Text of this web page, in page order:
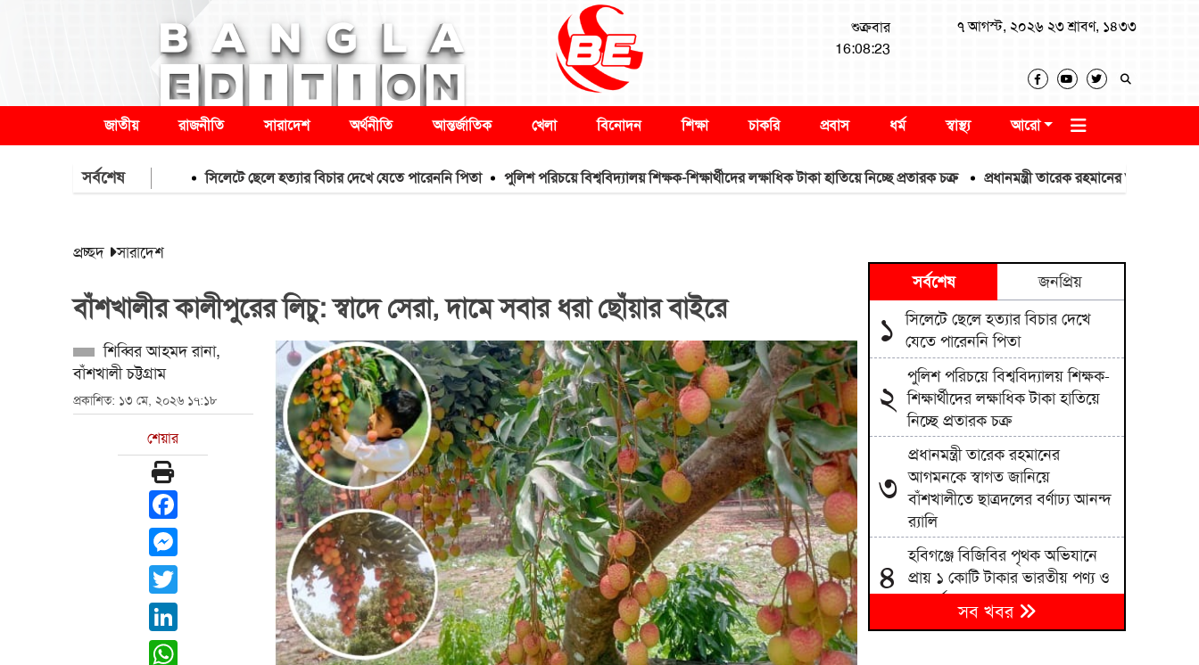
শুক্রবার
16:08:24
৭ আগস্ট, ২০২৬ ২৩ শ্রাবণ, ১৪৩৩
জাতীয় রাজনীতি সারাদেশ অর্থনীতি আন্তর্জাতিক খেলা বিনোদন শিক্ষা চাকরি প্রবাস ধর্ম স্বাস্থ্য আরো
সর্বশেষ সিলেটে ছেলে হত্যার বিচার দেখে যেতে পারেননি পিতা পুলিশ পরিচয়ে বিশ্ববিদ্যালয় শিক্ষক-শিক্ষার্থীদের লক্ষাধিক টাকা হাতিয়ে নিচ্ছে প্রতারক চক্র প্রধানমন্ত্রী তারেক রহমানের আগমনকে স্বাগত
প্রচ্ছদ সারাদেশ
বাঁশখালীর কালীপুরের লিচু: স্বাদে সেরা, দামে সবার ধরা ছোঁয়ার বাইরে
শিব্বির আহমদ রানা,
বাঁশখালী চট্টগ্রাম
প্রকাশিত: ১৩ মে, ২০২৬ ১৭:১৮
শেয়ার
Facebook
Messenger
Twitter
LinkedIn
WhatsApp
সর্বশেষ জনপ্রিয়
১ সিলেটে ছেলে হত্যার বিচার দেখে
যেতে পারেননি পিতা
২
পুলিশ পরিচয়ে বিশ্ববিদ্যালয় শিক্ষক-
শিক্ষার্থীদের লক্ষাধিক টাকা হাতিয়ে
নিচ্ছে প্রতারক চক্র
৩
প্রধানমন্ত্রী তারেক রহমানের
আগমনকে স্বাগত জানিয়ে
বাঁশখালীতে ছাত্রদলের বর্ণাঢ্য আনন্দ
র‍্যালি
৪
হবিগঞ্জে বিজিবির পৃথক অভিযানে
প্রায় ১ কোটি টাকার ভারতীয় পণ্য ও
কাভার্ডভ্যান জব্দ
৫ পাকিস্তানি যুবক ও বাংলাদেশি
সব খবর